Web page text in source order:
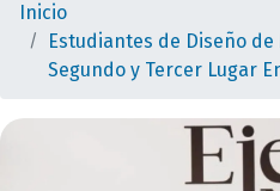
Inicio
Estudiantes de Diseño de
Segundo y Tercer Lugar